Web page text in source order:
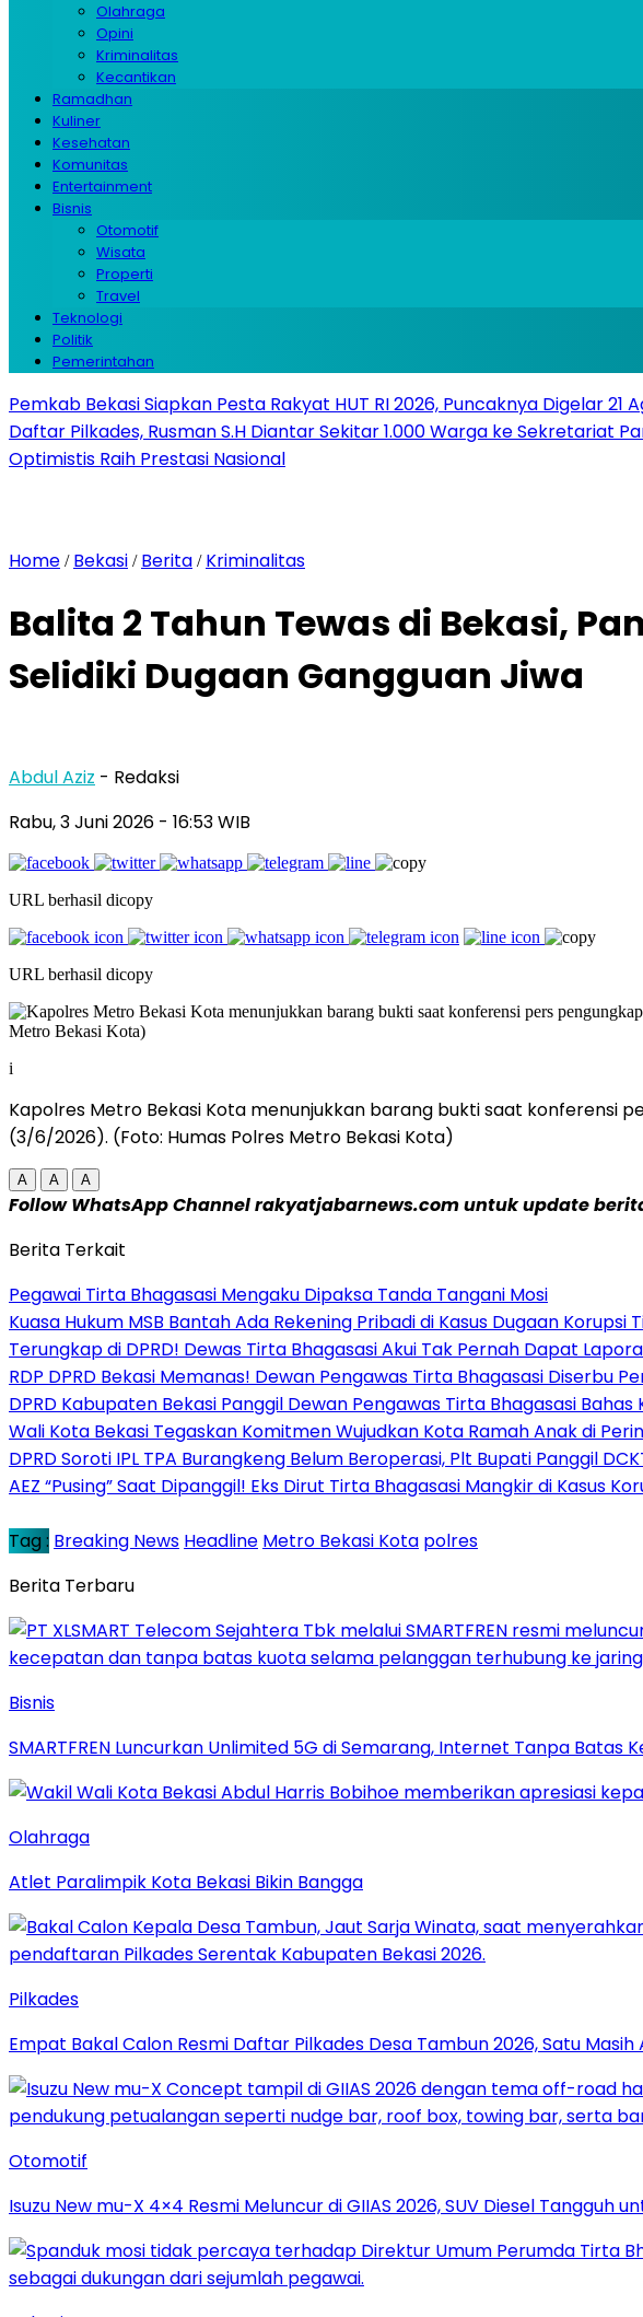
Olahraga
Opini
Kriminalitas
Kecantikan
Ramadhan
Kuliner
Kesehatan
Komunitas
Entertainment
Bisnis
Otomotif
Wisata
Properti
Travel
Teknologi
Politik
Pemerintahan
Pemkab Bekasi Siapkan Pesta Rakyat HUT RI 2026, Puncaknya Digelar 21
Daftar Pilkades, Rusman S.H Diantar Sekitar 1.000 Warga ke Sekretariat
Optimistis Raih Prestasi Nasional
Home / Bekasi / Berita / Kriminalitas
Balita 2 Tahun Tewas di Bekasi,
Selidiki Dugaan Gangguan Jiwa
Abdul Aziz - Redaksi
Rabu, 3 Juni 2026 - 16:53 WIB
URL berhasil dicopy
URL berhasil dicopy
i
Kapolres Metro Bekasi Kota menunjukkan barang bukti saat konferensi
(3/6/2026). (Foto: Humas Polres Metro Bekasi Kota)
A A A
Follow WhatsApp Channel rakyatjabarnews.com untuk update
Berita Terkait
Pegawai Tirta Bhagasasi Mengaku Dipaksa Tanda Tangani Mosi
Kuasa Hukum MSB Bantah Ada Rekening Pribadi di Kasus Dugaan Korupsi
Terungkap di DPRD! Dewas Tirta Bhagasasi Akui Tak Pernah Dapat
RDP DPRD Bekasi Memanas! Dewan Pengawas Tirta Bhagasasi Diserbu
DPRD Kabupaten Bekasi Panggil Dewan Pengawas Tirta Bhagasasi Bahas
Wali Kota Bekasi Tegaskan Komitmen Wujudkan Kota Ramah Anak di
DPRD Soroti IPL TPA Burangkeng Belum Beroperasi, Plt Bupati Panggil
AEZ “Pusing” Saat Dipanggil! Eks Dirut Tirta Bhagasasi Mangkir di Kasus
Tag : Breaking News Headline Metro Bekasi Kota polres
Berita Terbaru
Bisnis
SMARTFREN Luncurkan Unlimited 5G di Semarang, Internet Tanpa Batas
Olahraga
Atlet Paralimpik Kota Bekasi Bikin Bangga
Pilkades
Empat Bakal Calon Resmi Daftar Pilkades Desa Tambun 2026, Satu
Otomotif
Isuzu New mu-X 4×4 Resmi Meluncur di GIIAS 2026, SUV Diesel Tangguh